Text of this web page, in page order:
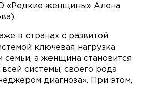
«Редкие женщины» Алена
в странах с развитой
ключевая нагрузка
семьи, а женщина становится
системы, своего рода
диагноза». При этом,